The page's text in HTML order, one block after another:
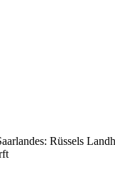
Rüssels